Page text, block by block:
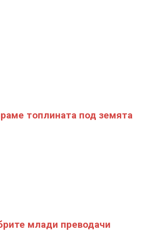
топлината под земята
млади преводачи